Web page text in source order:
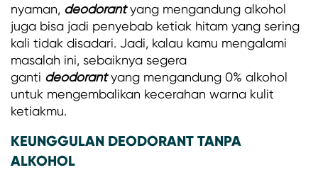
nyaman, deodorantyang mengandung alkohol
juga bisa jadi penyebab ketiak hitam yang sering
kali tidak disadari. Jadi, kalau kamu mengalami
masalah ini, sebaiknya segera
ganti deodorantyang mengandung 0% alkohol
untuk mengembalikan kecerahan warna kulit
ketiakmu.
KEUNGGULAN DEODORANT TANPA
ALKOHOL